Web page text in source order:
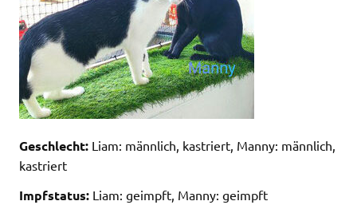
Geschlecht: Liam: männlich, kastriert, Manny: männlich,
kastriert
Impfstatus: Liam: geimpft, Manny: geimpft